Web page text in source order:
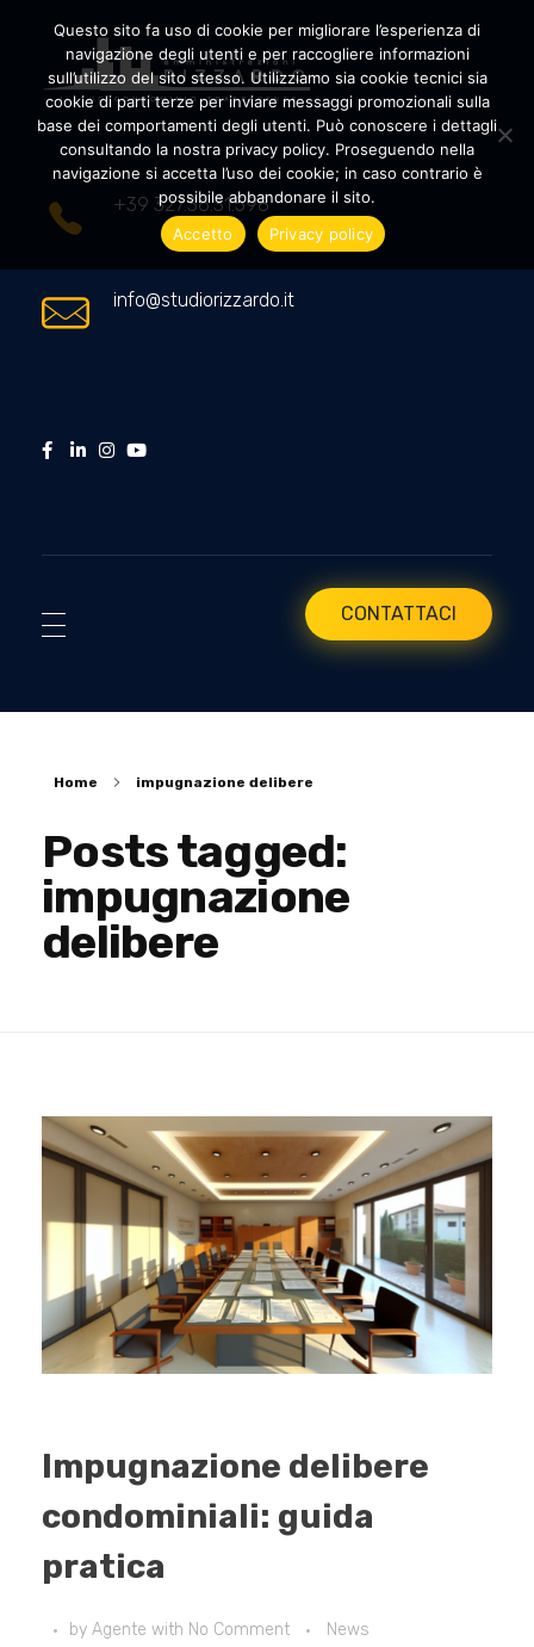
Amministrazioni Rizzardo
+39 327.36.31.598
info@studiorizzardo.it
CONTATTACI
Home impugnazione delibere
Posts tagged:
impugnazione
delibere
Impugnazione delibere
condominiali: guida
pratica
by Agente with No Comment News
Questo sito fa uso di cookie per migliorare l’esperienza di
navigazione degli utenti e per raccogliere informazioni
sull’utilizzo del sito stesso. Utilizziamo sia cookie tecnici sia
cookie di parti terze per inviare messaggi promozionali sulla
base dei comportamenti degli utenti. Può conoscere i dettagli
consultando la nostra privacy policy. Proseguendo nella
navigazione si accetta l’uso dei cookie; in caso contrario è
possibile abbandonare il sito.
Accetto
Privacy policy